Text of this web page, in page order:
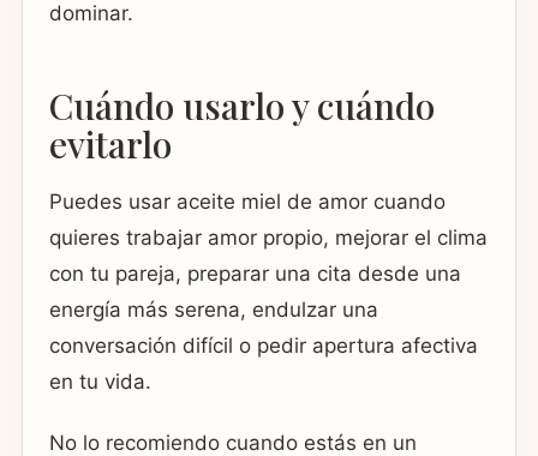
dominar.
Cuándo usarlo y cuándo
evitarlo
Puedes usar aceite miel de amor cuando
quieres trabajar amor propio, mejorar el clima
con tu pareja, preparar una cita desde una
energía más serena, endulzar una
conversación difícil o pedir apertura afectiva
en tu vida.
No lo recomiendo cuando estás en un